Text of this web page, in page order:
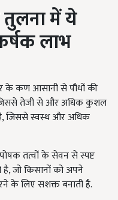
तुलना मेंये
लाभ
के कण आसानी से पौधों की
जिससे तेजी से और अधिक कुशल
है, जिससे स्वस्थ और अधिक
तत्वों के सेवन से स्पष्ट
जो किसानों को अपने
के लिए सशक्त बनाती है.